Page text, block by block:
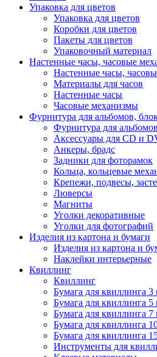
Упаковка для цветов
Упаковка для цветов
Коробки для цветов
Пакеты для цветов
Упаковочный материал
Настенные часы, часовые
Настенные часы,
Материалы для часов
Настенные часы
Часовые механизмы
Фурнитура для альбомов,
Фурнитура для
Аксессуары для CD и
Анкеры, брадс
Задники для фоторамок
Кольца, кольцевые
Крепежи, подвесы,
Люверсы
Магниты
Уголки декоративные
Уголки для фотографий
Изделия из картона и бумаги
Изделия из картона и
Наклейки интерьерные
Квиллинг
Квиллинг
Бумага для квиллинга
Бумага для квиллинга
Бумага для квиллинга
Бумага для квиллинга
Бумага для квиллинга
Инструменты для